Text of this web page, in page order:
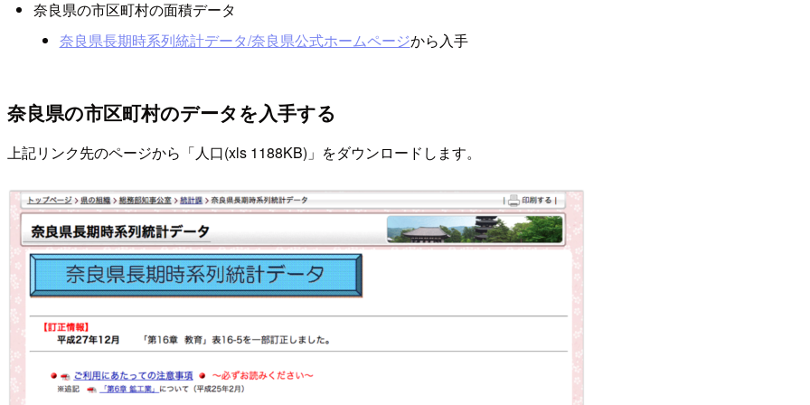
奈良県の市区町村の面積データ
奈良県長期時系列統計データ/奈良県公式ホームページから入手
奈良県の市区町村のデータを入手する
上記リンク先のページから「人口(xls 1188KB)」をダウンロードします。